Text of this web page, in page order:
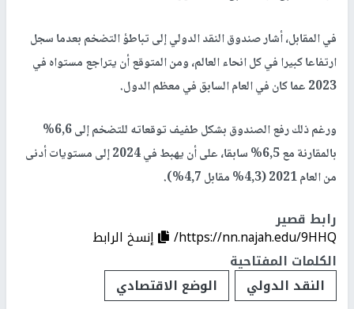
في المقابل، أشار صندوق النقد الدولي إلى تباطؤ التضخم بعدما سجل
ارتفاعا كبيرا في كل انحاء العالم، ومن المتوقع أن يتراجع مستواه في
2023 عما كان في العام السابق في معظم الدول.
ورغم ذلك رفع الصندوق بشكل طفيف توقعاته للتضخم إلى 6,6%
بالمقارنة مع 6,5% سابقا، على أن يهبط في 2024 إلى مستويات أدنى
من العام 2021 (4,3% مقابل 4,7%).
رابط قصير
https://nn.najah.edu/9HHQ/
إنسخ الرابط
الكلمات المفتاحية
النقد الدولي
الوضع الاقتصادي